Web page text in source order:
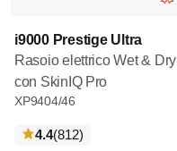
i9000 Prestige Ultra
Rasoio elettrico Wet & Dry
con SkinIQ Pro
XP9404/46
4.4(812recensioni
)